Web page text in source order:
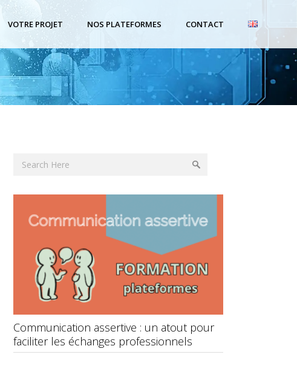
VOTRE PROJET NOS PLATEFORMES CONTACT
Communication assertive : un atout pour
faciliter les échanges professionnels